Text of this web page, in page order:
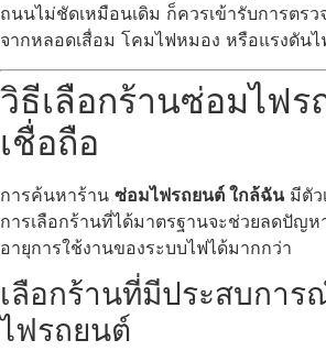
ถนนไม่ชัดเหมือนเดิม ก็ควรเข้ารับการตรว
จากหลอดเสื่อม โคมไฟหมอง หรือแรงดัน
วิธีเลือกร้านซ่อมไฟ
เชื่อถือ
การค้นหาร้าน ซ่อมไฟรถยนต์ ใกล้ฉันมีตัว
การเลือกร้านที่ได้มาตรฐานจะช่วยลดปัญ
อายุการใช้งานของระบบไฟได้มากกว่า
เลือกร้านที่มีประสบกา
ไฟรถยนต์